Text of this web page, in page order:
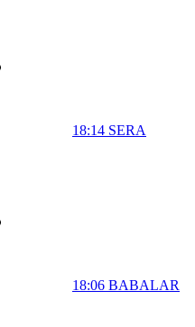
18:14 SERA
18:06 BABALAR